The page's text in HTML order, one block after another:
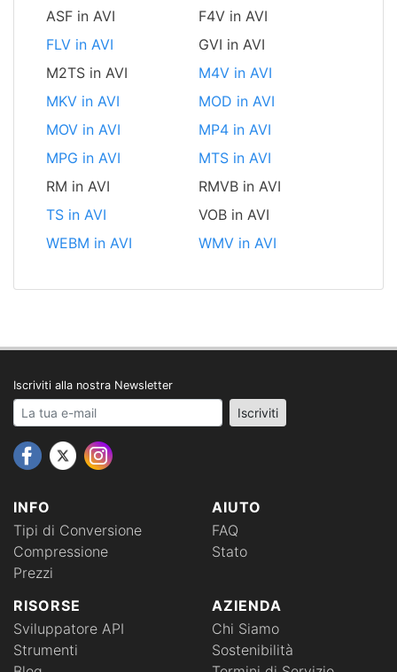
ASF in AVI
F4V in AVI
FLV in AVI
GVI in AVI
M2TS in AVI
M4V in AVI
MKV in AVI
MOD in AVI
MOV in AVI
MP4 in AVI
MPG in AVI
MTS in AVI
RM in AVI
RMVB in AVI
TS in AVI
VOB in AVI
WEBM in AVI
WMV in AVI
INFO
Tipi di Conversione
Compressione
Prezzi
AIUTO
FAQ
Stato
RISORSE
Sviluppatore API
Strumenti
AZIENDA
Chi Siamo
Sostenibilità
Iscriviti alla nostra Newsletter
Your email address Iscriviti